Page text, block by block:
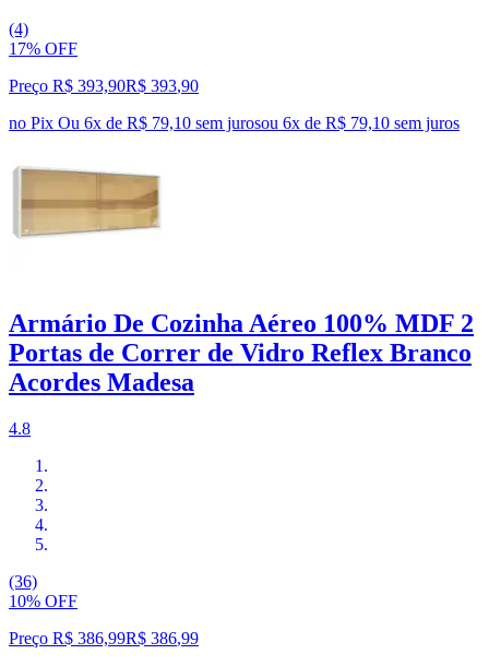
(4)
17% OFF
Preço R$ 393,90R$ 393,90
no Pix Ou 6x de R$ 79,10 sem jurosou 6x de R$ 79,10 sem juros
Armário De Cozinha Aéreo 100% MDF 2
Portas de Correr de Vidro Reflex Branco
Acordes Madesa
4.8
(36)
10% OFF
Preço R$ 386,99R$ 386,99